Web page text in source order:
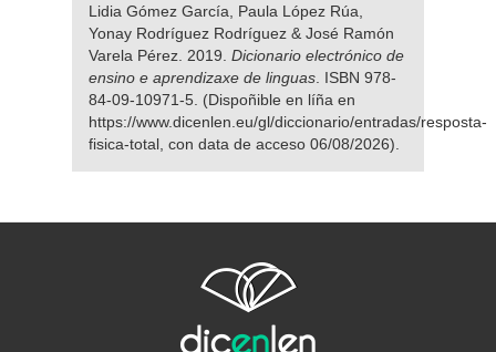
Lidia Gómez García, Paula López Rúa,
Yonay Rodríguez Rodríguez & José Ramón
Varela Pérez. 2019. Dicionario electrónico de
ensino e aprendizaxe de linguas . ISBN 978-
84-09-10971-5. (Dispoñible en líña en
https://www.dicenlen.eu/gl/diccionario/entradas/resposta-
fisica-total, con data de acceso 06/08/2026).